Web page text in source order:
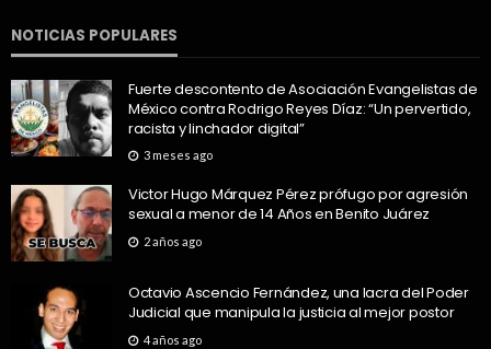
NOTICIAS POPULARES
Fuerte descontento de Asociación Evangelistas de
México contra Rodrigo Reyes Díaz: “Un pervertido,
racista y linchador digital”
3 meses ago
Victor Hugo Márquez Pérez prófugo por agresión
sexual a menor de 14 Años en Benito Juárez
2 años ago
Octavio Ascencio Fernández, una lacra del Poder
Judicial que manipula la justicia al mejor postor
4 años ago